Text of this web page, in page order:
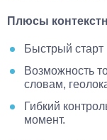
Плюсы
Быстрый
Возможность
словам,
Гибкий
момент.